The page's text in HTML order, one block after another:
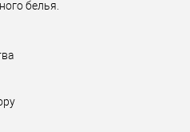
белья.